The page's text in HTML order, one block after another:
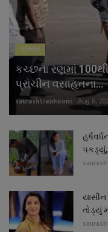
ગુજરાત
કચ્છના રણમાં
પ્રાચીન વસાહતના...
saurashtrabhoomi Aug 8,
તોડ્યું